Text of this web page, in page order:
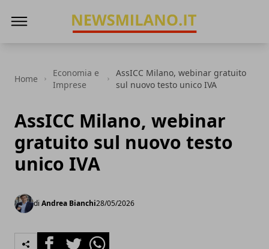
Home
Economia e
Imprese
AssICC Milano, webinar gratuito
sul nuovo testo unico IVA
AssICC Milano, webinar
gratuito sul nuovo testo
unico IVA
di Andrea Bianchi28/05/2026
FacebookTwitterWhatsapp